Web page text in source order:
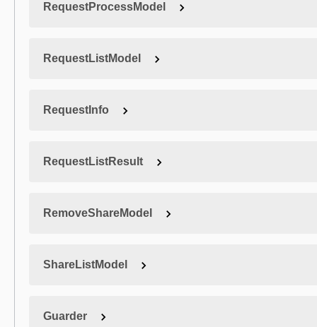
RequestProcessModel
RequestListModel
RequestInfo
RequestListResult
RemoveShareModel
ShareListModel
Guarder